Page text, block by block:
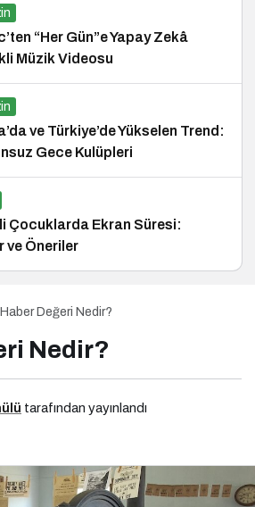
“Her Gün”e Yapay Zekâ
Müzik Videosu
ve Türkiye’de Yükselen Trend:
Gece Kulüpleri
Çocuklarda Ekran Süresi:
ve Öneriler
Haber Değeri Nedir?
Nedir?
tarafından yayınlandı